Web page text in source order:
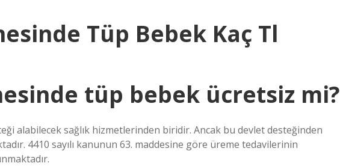
Tüp Bebek Kaç Tl
tüp bebek ücretsiz mi?
alabilecek sağlık hizmetlerinden biridir. Ancak bu devlet desteğinden
4410 sayılı kanunun 63. maddesine göre üreme tedavilerinin